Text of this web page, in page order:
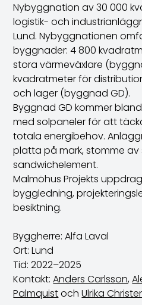
Nybyggnation av 30 000
logistik- och
Lund. Nybyggnationen
byggnader: 4 800
stora värmeväxlare
kvadratmeter för
och lager (byggnad GD).
Byggnad GD kommer
med solpaneler för att
totala energibehov.
platta på mark, stomme av
sandwichelement.
Malmöhus Projekts
byggledning,
besiktning.
Byggherre: Alfa Laval
Ort: Lund
Tid: 2022–2025
Kontakt:Anders Carlsson,
PalmquistochUlrika